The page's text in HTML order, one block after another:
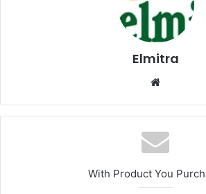
Elmitra
Website
With Product You